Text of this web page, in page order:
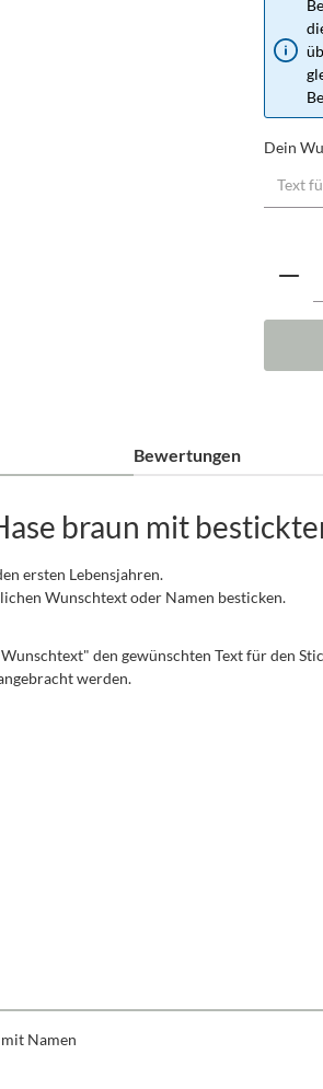
Dein
Bewertungen
braun mit
ersten Lebensjahren.
Wunschtext oder Namen besticken.
den gewünschten Text für den
werden.